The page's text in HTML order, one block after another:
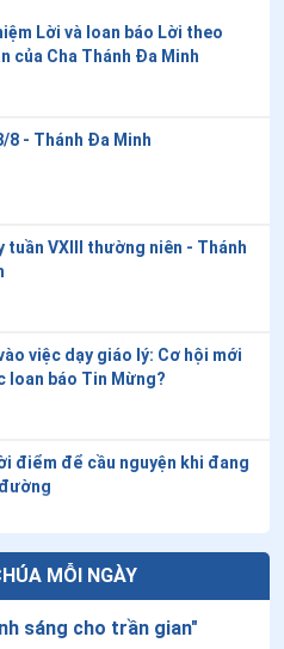
Xót được thể hiện
mùa "lên đường"
tâm loan báo Tin Mừng
Sứ vụ
MỖI NGÀY
sáng cho trần gian"
Lời và loan báo Lời theo
của Cha Thánh Đa Minh
8 - Thánh Đa Minh
tuần VXIII thường niên - Thánh
việc dạy giáo lý: Cơ hội mới
loan báo Tin Mừng?
điểm để cầu nguyện khi đang
tuần XVIII thường niên